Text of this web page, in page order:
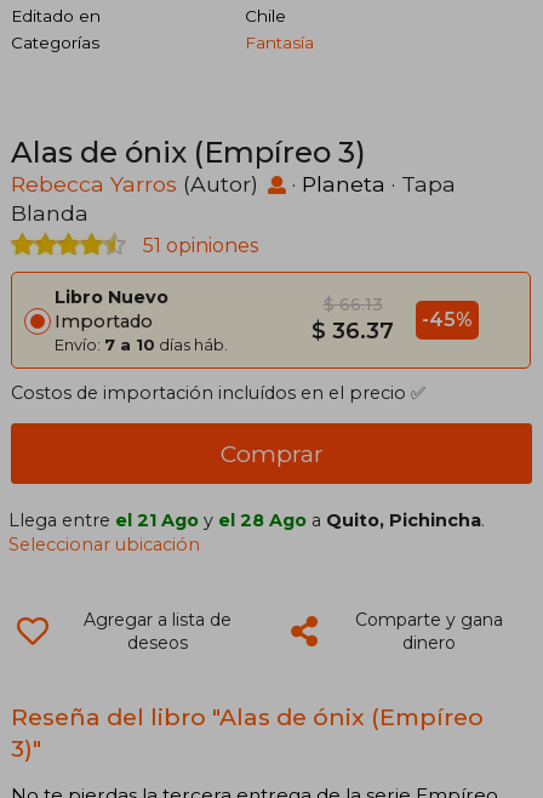
Editado en
Chile
Categorías
Fantasía
Alas de ónix (Empíreo 3)
Rebecca Yarros (Autor) · Planeta · Tapa
Blanda
51 opiniones
Libro Nuevo
Importado
Envío: 7 a 10 días háb.
$ 66.13
$ 36.37 -45%
Costos de importación incluídos en el precio ✅
Comprar
Llega entre el 21 Ago y el 28 Ago a Quito, Pichincha.
Seleccionar ubicación
Agregar a lista de
deseos
Comparte y gana
dinero
Reseña del libro "Alas de ónix (Empíreo
3)"